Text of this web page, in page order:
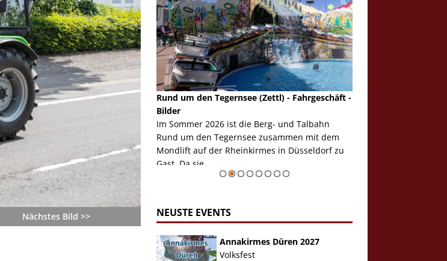
Nächstes Bild >>
Düsseldorf 2022
2026 immer noch mal einen Blick
aus dem Jahr 2022. Am
waren wir bei herrlichem
Zur Bildgalerie
Rund um den Tegernsee (Zettl) - Fahrgeschäft -
Bilder
Im Sommer 2026 ist die Berg- und Talbahn
Rund um den Tegernsee zusammen mit dem
Mondlift auf der Rheinkirmes in Düsseldorf zu
Gast. Da sie ...
NEUSTE EVENTS
Annakirmes Düren 2027
Volksfest